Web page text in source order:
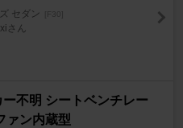
セダン [F30]
さん
ー不明 シートベンチレー
ァン内蔵型